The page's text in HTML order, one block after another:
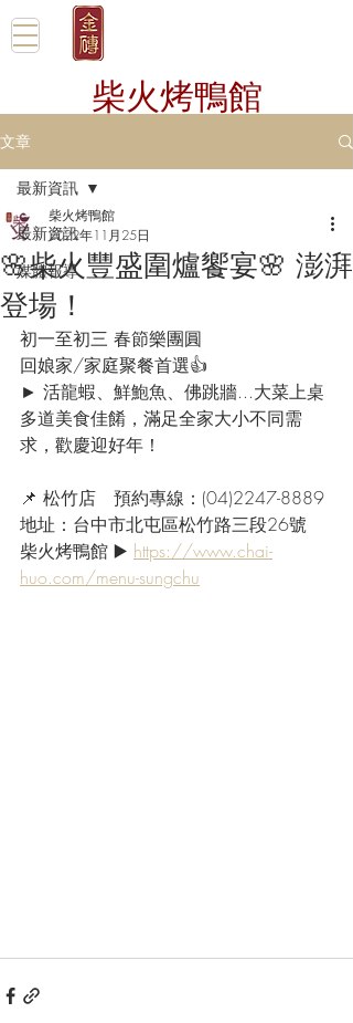
柴火烤鴨館
文章
最新資訊
媒體報導
最新資訊
🌸柴火豐盛圍爐饗宴🌸 澎湃
登場！
柴火烤鴨館
2022年11月25日
初一至初三 春節樂團圓
回娘家/家庭聚餐首選👍
► 活龍蝦、鮮鮑魚、佛跳牆...大菜上桌
多道美食佳餚，滿足全家大小不同需
求，歡慶迎好年！
📌 松竹店　預約專線：(04)2247-8889
地址：台中市北屯區松竹路三段26號
柴火烤鴨館 ▶️ https://www.chai-
huo.com/menu-sungchu